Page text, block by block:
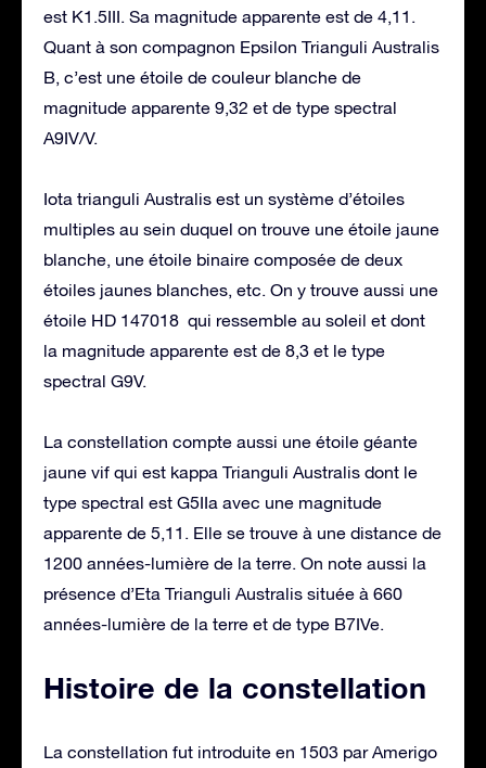
est K1.5III. Sa magnitude apparente est de 4,11.
Quant à son compagnon Epsilon Trianguli Australis
B, c’est une étoile de couleur blanche de
magnitude apparente 9,32 et de type spectral
A9IV/V.
Iota trianguli Australis est un système d’étoiles
multiples au sein duquel on trouve une étoile jaune
blanche, une étoile binaire composée de deux
étoiles jaunes blanches, etc. On y trouve aussi une
étoile HD 147018 qui ressemble au soleil et dont
la magnitude apparente est de 8,3 et le type
spectral G9V.
La constellation compte aussi une étoile géante
jaune vif qui est kappa Trianguli Australis dont le
type spectral est G5IIa avec une magnitude
apparente de 5,11. Elle se trouve à une distance de
1200 années-lumière de la terre. On note aussi la
présence d’Eta Trianguli Australis située à 660
années-lumière de la terre et de type B7IVe.
Histoire de la constellation
La constellation fut introduite en 1503 par Amerigo